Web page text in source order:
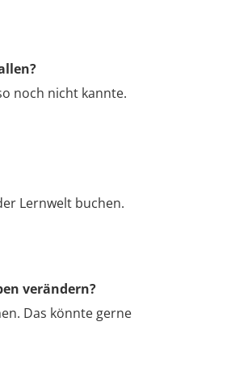
noch nicht kannte.
Lernwelt buchen.
verändern?
Das könnte gerne